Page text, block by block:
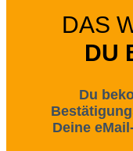
DAS
DU
Du
Deine